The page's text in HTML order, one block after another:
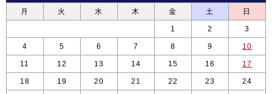
月 火 水 木 金 土 日
1 2 3
4 5 6 7 8 9 10
11 12 13 14 15 16 17
18 19 20 21 22 23 24